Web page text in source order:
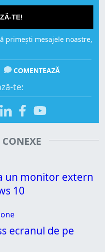
TE!
primești mesajele noastre,
COMENTEAZĂ
te:
un monitor extern
10
ecranul de pe